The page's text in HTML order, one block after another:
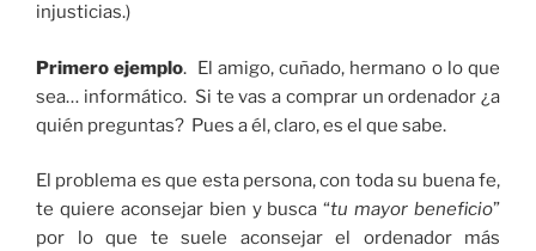
injusticias.)
Primero ejemplo. El amigo, cuñado, hermano o lo que
sea… informático. Si te vas a comprar un ordenador ¿a
quién preguntas? Pues a él, claro, es el que sabe.
El problema es que esta persona, con toda su buena fe,
te quiere aconsejar bien y busca “tu mayor beneficio”
por lo que te suele aconsejar el ordenador más